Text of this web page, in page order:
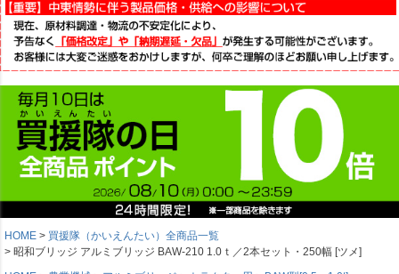
HOME
買援隊（かいえんたい）全商品一覧
昭和ブリッジ アルミブリッジ BAW-210 1.0ｔ／2本セット・250幅 [ツメ]